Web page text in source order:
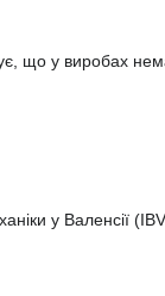
що у виробах
у Валенсії